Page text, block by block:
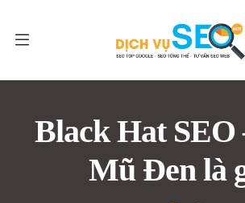
Black Hat SEO
Mũ Đen là